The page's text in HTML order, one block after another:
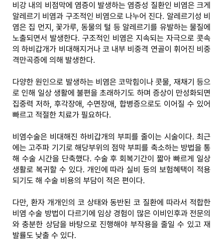
비강 내의 비점막에 염증이 발생하는 염증성 질환인 비염은 크게
알레르기 비염과 구조적인 비염으로 나누어 진다. 알레르기성 비
염은 집 먼지, 꽃가루, 동물의 털 등 알레르기를 유발하는 물질에
노출되면서 발생한다. 구조적인 비염은 지속되는 자극으로 콧속
의 하비갑개가 비대해지거나 코 내부 비중격 연골이 휘어진 비중
격만곡증에 의해 발생한다.
다양한 원인으로 발생하는 비염은 코막힘이나 콧물, 재채기 등으
로 인해 일상 생활에 불편을 초래하기도 하며 증상이 만성화되면
집중력 저하, 후각장애, 수면장애, 합병증으로도 이어질 수 있어
빠르고 적절한 치료가 필요하다.
비염수술은 비대해진 하비갑개의 부피를 줄이는 시술이다. 최근
에는 고주파 기기로 해당부위의 점막 부피를 축소하는 방법을 통
해 수술 시간을 단축했다. 수술 후 회복기간이 짧아 빠르게 일상
생활로 복귀할 수 있다. 개인에 따라 실비 등의 보험혜택이 적용
되기도 해 수술 비용의 부담이 적은 편이다.
다만, 환자 개개인의 코 상태와 동반된 코 질환에 따라서 적합한
비염 수술 방법이 다르기에 임상 경험이 많은 이비인후과 전문의
와 충분한 상담을 바탕으로 진행해야 부작용을 줄일 수 있고 재
발률도 낮출 수 있다.